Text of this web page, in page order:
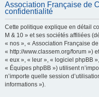
Association Française de
confidentialité
Cette politique explique en détail
M & 10 » et ses sociétés affiliées
« nos », « Association Française
« http://www.classem.org/forum »)
« eux », « leur », « logiciel phpBB
« Équipes phpBB ») utilisent
n’importe quelle session
informations »).